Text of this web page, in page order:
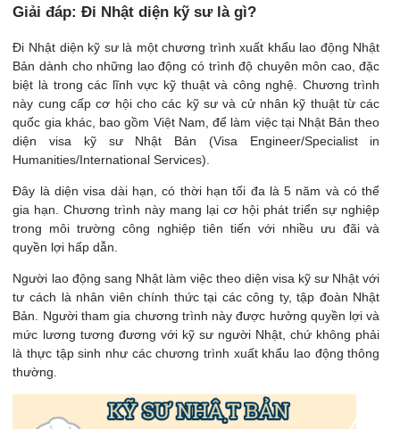
Giải đáp: Đi Nhật diện kỹ sư là gì?
Đi Nhật diện kỹ sư là một chương trình xuất khẩu lao động Nhật
Bản dành cho những lao động có trình độ chuyên môn cao, đặc
biệt là trong các lĩnh vực kỹ thuật và công nghệ. Chương trình
này cung cấp cơ hội cho các kỹ sư và cử nhân kỹ thuật từ các
quốc gia khác, bao gồm Việt Nam, để làm việc tại Nhật Bản theo
diện visa kỹ sư Nhật Bản (Visa Engineer/Specialist in
Humanities/International Services).
Đây là diện visa dài hạn, có thời hạn tối đa là 5 năm và có thể
gia hạn. Chương trình này mang lại cơ hội phát triển sự nghiệp
trong môi trường công nghiệp tiên tiến với nhiều ưu đãi và
quyền lợi hấp dẫn.
Người lao động sang Nhật làm việc theo diện visa kỹ sư Nhật với
tư cách là nhân viên chính thức tại các công ty, tập đoàn Nhật
Bản. Người tham gia chương trình này được hưởng quyền lợi và
mức lương tương đương với kỹ sư người Nhật, chứ không phải
là thực tập sinh như các chương trình xuất khẩu lao động thông
thường.